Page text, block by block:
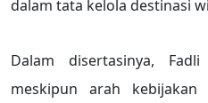
dalam tata kelola destinasi
Dalam disertasinya,
meskipun arah